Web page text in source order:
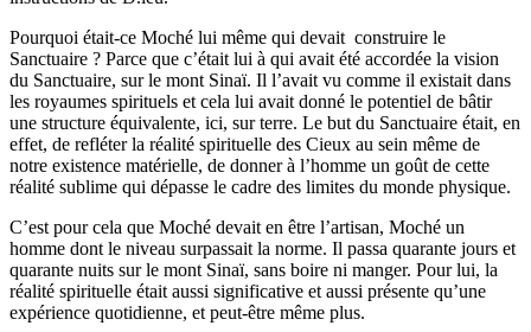
Pourquoi était-ce Moché lui même qui devait construire le
Sanctuaire ? Parce que c’était lui à qui avait été accordée la vision
du Sanctuaire, sur le mont Sinaï. Il l’avait vu comme il existait dans
les royaumes spirituels et cela lui avait donné le potentiel de bâtir
une structure équivalente, ici, sur terre. Le but du Sanctuaire était, en
effet, de refléter la réalité spirituelle des Cieux au sein même de
notre existence matérielle, de donner à l’homme un goût de cette
réalité sublime qui dépasse le cadre des limites du monde physique.
C’est pour cela que Moché devait en être l’artisan, Moché un
homme dont le niveau surpassait la norme. Il passa quarante jours et
quarante nuits sur le mont Sinaï, sans boire ni manger. Pour lui, la
réalité spirituelle était aussi significative et aussi présente qu’une
expérience quotidienne, et peut-être même plus.